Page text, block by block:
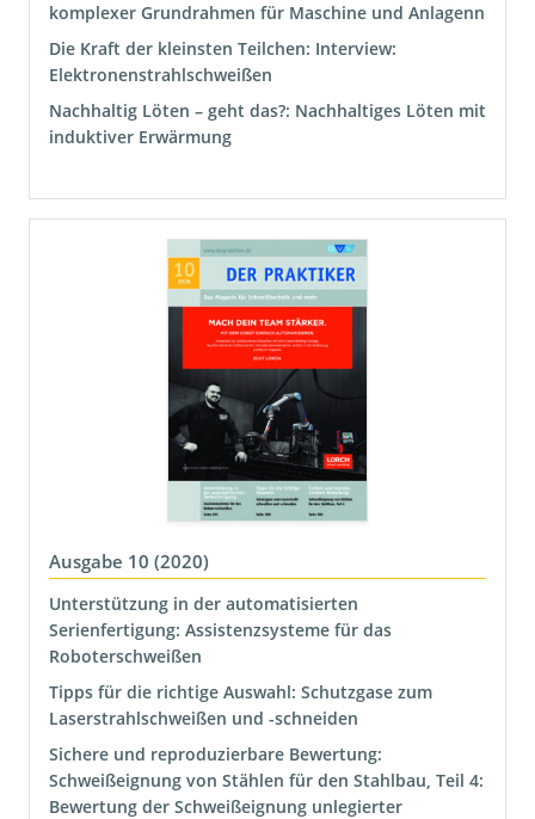
komplexer Grundrahmen für Maschine und Anlagenn
Die Kraft der kleinsten Teilchen: Interview:
Elektronenstrahlschweißen
Nachhaltig Löten – geht das?: Nachhaltiges Löten mit
induktiver Erwärmung
Ausgabe 10 (2020)
Unterstützung in der automatisierten
Serienfertigung: Assistenzsysteme für das
Roboterschweißen
Tipps für die richtige Auswahl: Schutzgase zum
Laserstrahlschweißen und -schneiden
Sichere und reproduzierbare Bewertung:
Schweißeignung von Stählen für den Stahlbau, Teil 4:
Bewertung der Schweißeignung unlegierter